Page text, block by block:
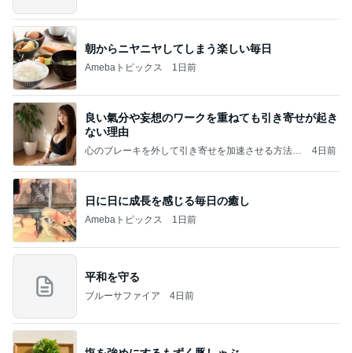
朝からニヤニヤしてしまう楽しい毎日
Amebaトピックス 1日前
良い氣分や妄想のワークを重ねても引き寄せが起き
ない理由
心のブレーキを外して引き寄せを加速させる方法：
4日前
日に日に成長を感じる毎日の癒し
Amebaトピックス 1日前
平和を守る
ブルーサファイア 4日前